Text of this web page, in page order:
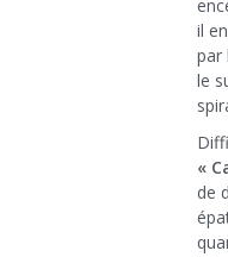
il
par
le
«
de